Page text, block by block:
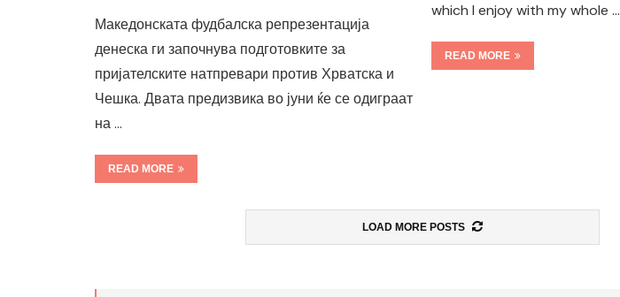
Македонската фудбалска репрезентација
денеска ги започнува подготовките за
пријателските натпревари против Хрватска и
Чешка. Двата предизвика во јуни ќе се одиграат
на …
READ MORE
which I enjoy with my whole …
READ MORE
LOAD MORE POSTS